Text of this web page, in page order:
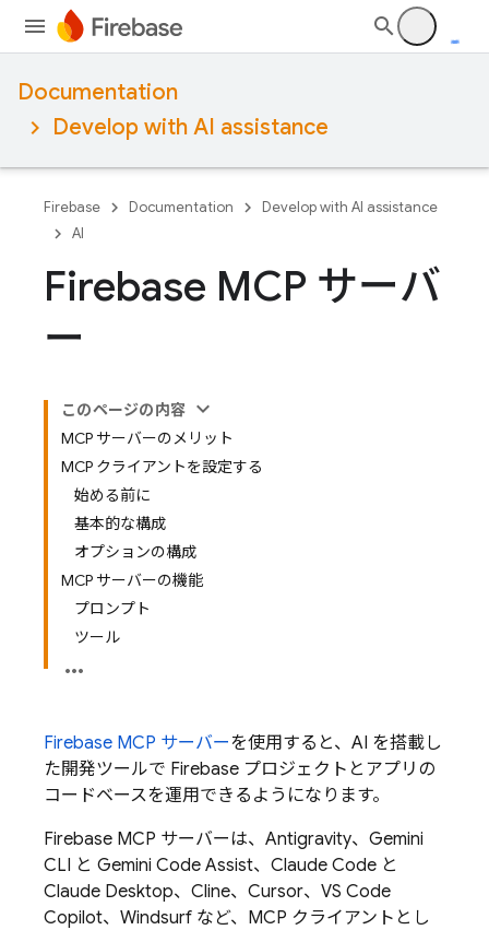
Documentation
Develop with AI assistance
Firebase Documentation
Develop with AI assistance
AI
Firebase MCP サーバ
ー
このページの内容
MCP サーバーのメリット
MCP クライアントを設定する
始める前に
基本的な構成
オプションの構成
MCP サーバーの機能
プロンプト
ツール
Firebase MCP サーバーを使用すると、AI を搭載し
た開発ツールで Firebase プロジェクトとアプリの
コードベースを運用できるようになります。
Firebase MCP サーバーは、Antigravity、 Gemini
CLI と Gemini Code Assist、Claude Code と
Claude Desktop、Cline、Cursor、VS Code
Copilot、Windsurf など、MCP クライアントとし